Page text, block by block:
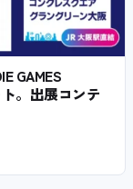
GAMES
。出展コンテ